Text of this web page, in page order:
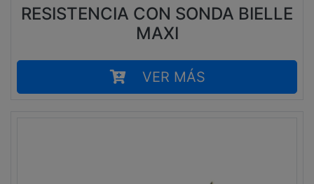
RESISTENCIA CON SONDA BIELLE
MAXI
VER MÁS